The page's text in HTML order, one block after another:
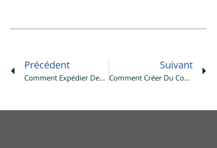
Précédent
Comment Expédier Des Écrans À Diodes Électroluminescentes De Chine Vers Votre Pays ?
Suivant
Comment Créer Du Contenu Pour Votre Mur LED ?